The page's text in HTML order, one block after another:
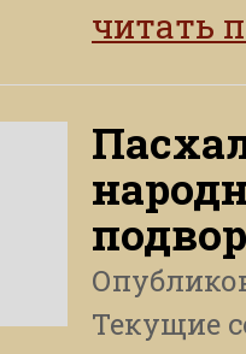
читать
Текущие